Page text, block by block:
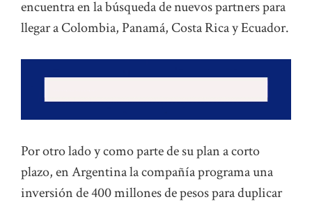
encuentra en la búsqueda de nuevos partners para
llegar a Colombia, Panamá, Costa Rica y Ecuador.
Por otro lado y como parte de su plan a corto
plazo, en Argentina la compañía programa una
inversión de 400 millones de pesos para duplicar